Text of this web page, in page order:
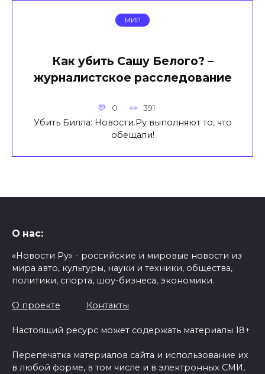
МИР
Как убить Сашу Белого? –
журналистское расследование
0 391
Убить Билла: Новости.Ру выполняют то, что
обещали!
О нас:
«Новости Ру» - российские и мировые новости из
мира авто, культуры, науки и техники, общества,
политики, спорта, шоу-бизнеса, экономики.
О проекте Контакты
Настоящий ресурс может содержать материалы 18+
Перепечатка материалов сайта и использование их
в любой форме, в том числе и в электронных СМИ,